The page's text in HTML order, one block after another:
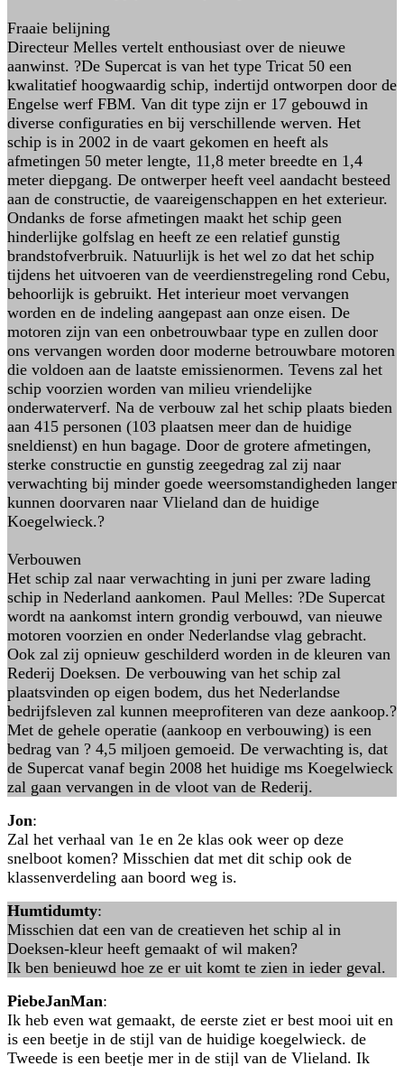
Fraaie belijning
Directeur Melles vertelt enthousiast over de nieuwe
aanwinst. ?De Supercat is van het type Tricat 50 een
kwalitatief hoogwaardig schip, indertijd ontworpen door de
Engelse werf FBM. Van dit type zijn er 17 gebouwd in
diverse configuraties en bij verschillende werven. Het
schip is in 2002 in de vaart gekomen en heeft als
afmetingen 50 meter lengte, 11,8 meter breedte en 1,4
meter diepgang. De ontwerper heeft veel aandacht besteed
aan de constructie, de vaareigenschappen en het exterieur.
Ondanks de forse afmetingen maakt het schip geen
hinderlijke golfslag en heeft ze een relatief gunstig
brandstofverbruik. Natuurlijk is het wel zo dat het schip
tijdens het uitvoeren van de veerdienstregeling rond Cebu,
behoorlijk is gebruikt. Het interieur moet vervangen
worden en de indeling aangepast aan onze eisen. De
motoren zijn van een onbetrouwbaar type en zullen door
ons vervangen worden door moderne betrouwbare motoren
die voldoen aan de laatste emissienormen. Tevens zal het
schip voorzien worden van milieu vriendelijke
onderwaterverf. Na de verbouw zal het schip plaats bieden
aan 415 personen (103 plaatsen meer dan de huidige
sneldienst) en hun bagage. Door de grotere afmetingen,
sterke constructie en gunstig zeegedrag zal zij naar
verwachting bij minder goede weersomstandigheden langer
kunnen doorvaren naar Vlieland dan de huidige
Koegelwieck.?
Verbouwen
Het schip zal naar verwachting in juni per zware lading
schip in Nederland aankomen. Paul Melles: ?De Supercat
wordt na aankomst intern grondig verbouwd, van nieuwe
motoren voorzien en onder Nederlandse vlag gebracht.
Ook zal zij opnieuw geschilderd worden in de kleuren van
Rederij Doeksen. De verbouwing van het schip zal
plaatsvinden op eigen bodem, dus het Nederlandse
bedrijfsleven zal kunnen meeprofiteren van deze aankoop.?
Met de gehele operatie (aankoop en verbouwing) is een
bedrag van ? 4,5 miljoen gemoeid. De verwachting is, dat
de Supercat vanaf begin 2008 het huidige ms Koegelwieck
zal gaan vervangen in de vloot van de Rederij.
Jon:
Zal het verhaal van 1e en 2e klas ook weer op deze
snelboot komen? Misschien dat met dit schip ook de
klassenverdeling aan boord weg is.
Humtidumty:
Misschien dat een van de creatieven het schip al in
Doeksen-kleur heeft gemaakt of wil maken?
Ik ben benieuwd hoe ze er uit komt te zien in ieder geval.
PiebeJanMan:
Ik heb even wat gemaakt, de eerste ziet er best mooi uit en
is een beetje in de stijl van de huidige koegelwieck. de
Tweede is een beetje mer in de stijl van de Vlieland. Ik